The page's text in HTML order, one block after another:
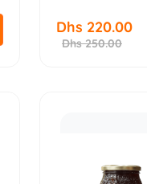
Dhs 220.00
Dhs 250.00